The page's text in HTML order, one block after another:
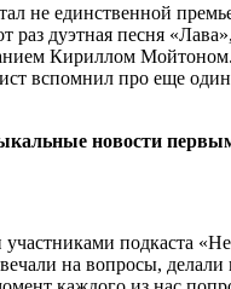
не единственной
раз дуэтная песня
Кириллом
вспомнил про еще
новости
подкаста
на вопросы, делали